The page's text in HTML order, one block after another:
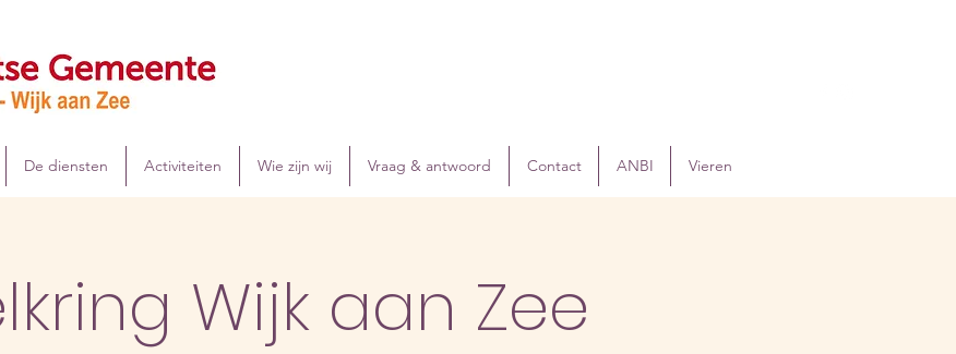
De diensten Activiteiten Wie zijn wij Vraag & antwoord Contact ANBI Vieren
Wijk aan Zee